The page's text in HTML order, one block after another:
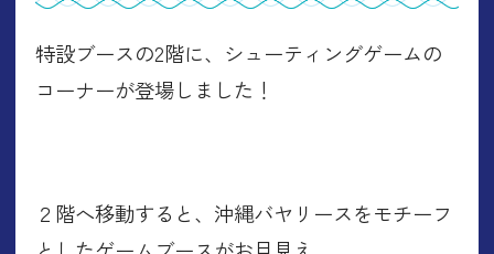
特設ブースの2階に、シューティングゲームの
コーナーが登場しました！
２階へ移動すると、沖縄バヤリースをモチーフ